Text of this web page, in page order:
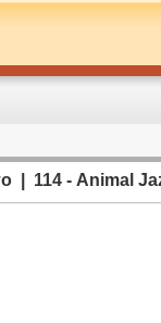
| 114 - Animal